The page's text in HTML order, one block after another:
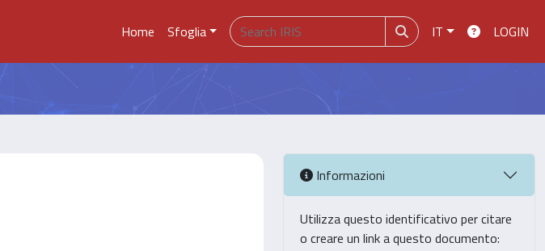
Home Sfoglia IT LOGIN
Informazioni
Utilizza questo identificativo per citare
o creare un link a questo documento: